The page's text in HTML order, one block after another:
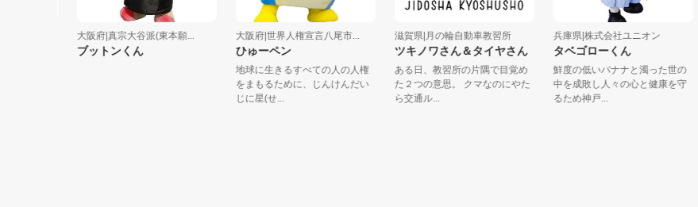
大阪府|真宗大谷派(東本願...
ブットンくん
大阪府|世界人権宣言八尾市...
ひゅーペン
地球に生きるすべての人の人権
をまもるために、じんけんだい
じに星(せ...
滋賀県|月の輪自動車教習所
ツキノワさん＆タイヤさん
ある日、教習所の片隅で目覚め
た２つの意思。 クマなのにやた
ら交通ル...
兵庫県|株式会社ユニオン
タベゴローくん
鮮度の低いバナナと濁った世の
中を成敗し人々の心と健康を守
るため神戸...